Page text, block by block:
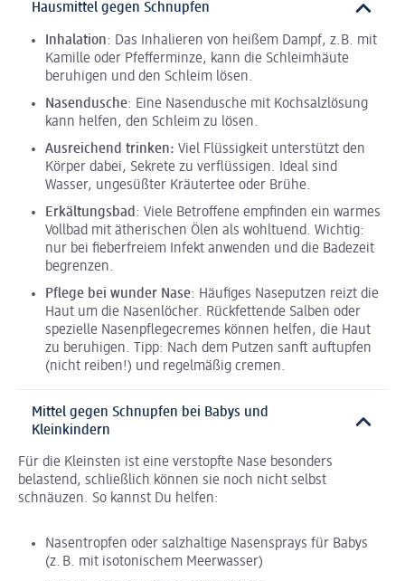
Hausmittel gegen Schnupfen
Inhalation: Das Inhalieren von heißem Dampf, z.B. mit
Kamille oder Pfefferminze, kann die Schleimhäute
beruhigen und den Schleim lösen.
Nasendusche: Eine Nasendusche mit Kochsalzlösung
kann helfen, den Schleim zu lösen.
Ausreichend trinken: Viel Flüssigkeit unterstützt den
Körper dabei, Sekrete zu verflüssigen. Ideal sind
Wasser, ungesüßter Kräutertee oder Brühe.
Erkältungsbad: Viele Betroffene empfinden ein warmes
Vollbad mit ätherischen Ölen als wohltuend. Wichtig:
nur bei fieberfreiem Infekt anwenden und die Badezeit
begrenzen.
Pflege bei wunder Nase: Häufiges Naseputzen reizt die
Haut um die Nasenlöcher. Rückfettende Salben oder
spezielle Nasenpflegecremes können helfen, die Haut
zu beruhigen. Tipp: Nach dem Putzen sanft auftupfen
(nicht reiben!) und regelmäßig cremen.
Mittel gegen Schnupfen bei Babys und
Kleinkindern
Für die Kleinsten ist eine verstopfte Nase besonders
belastend, schließlich können sie noch nicht selbst
schnäuzen. So kannst Du helfen:
Nasentropfen oder salzhaltige Nasensprays für Babys
(z. B. mit isotonischem Meerwasser)